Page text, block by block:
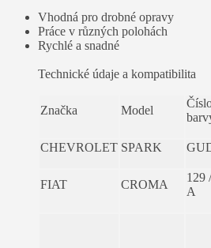
Vhodná pro drobné opravy
Práce v různých polohách
Rychlé a snadné
Technické údaje a kompatibilita
Značka Model
CHEVROLET SPARK
FIAT CROMA
129 /
A